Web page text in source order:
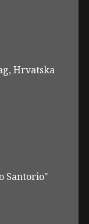
Hrvatska
Santorio"